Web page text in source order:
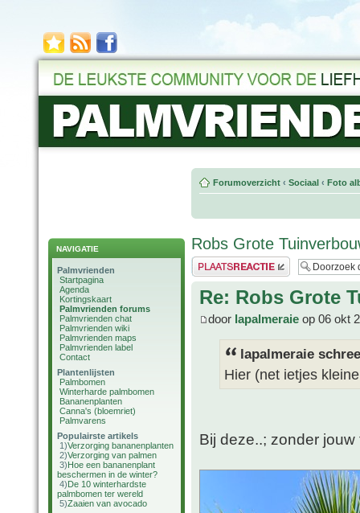
NAVIGATIE
Palmvrienden
Startpagina
Agenda
Kortingskaart
Palmvrienden forums
Palmvrienden chat
Palmvrienden wiki
Palmvrienden maps
Palmvrienden label
Contact
Plantenlijsten
Palmbomen
Winterharde palmbomen
Bananenplanten
Canna's (bloemriet)
Palmvarens
Populairste artikels
1)Verzorging bananenplanten
2)Verzorging van palmen
3)Hoe een bananenplant
beschermen in de winter?
4)De 10 winterhardste
palmbomen ter wereld
5)Zaaien van avocado
Forumoverzicht ‹ Sociaal ‹ Foto
Robs Grote
Plaats een reactie
Re: Robs Grote
door lapalmeraie op 06 okt
lapalmeraie
Hier (net ietjes
Bij deze..; zonder